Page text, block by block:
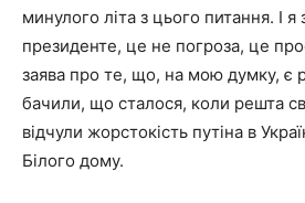
минулого літа з цього питання. І
президенте, це не погроза, це
заява про те, що, на мою думку, є
бачили, що сталося, коли решта
відчули жорстокість путіна в
Білого дому.